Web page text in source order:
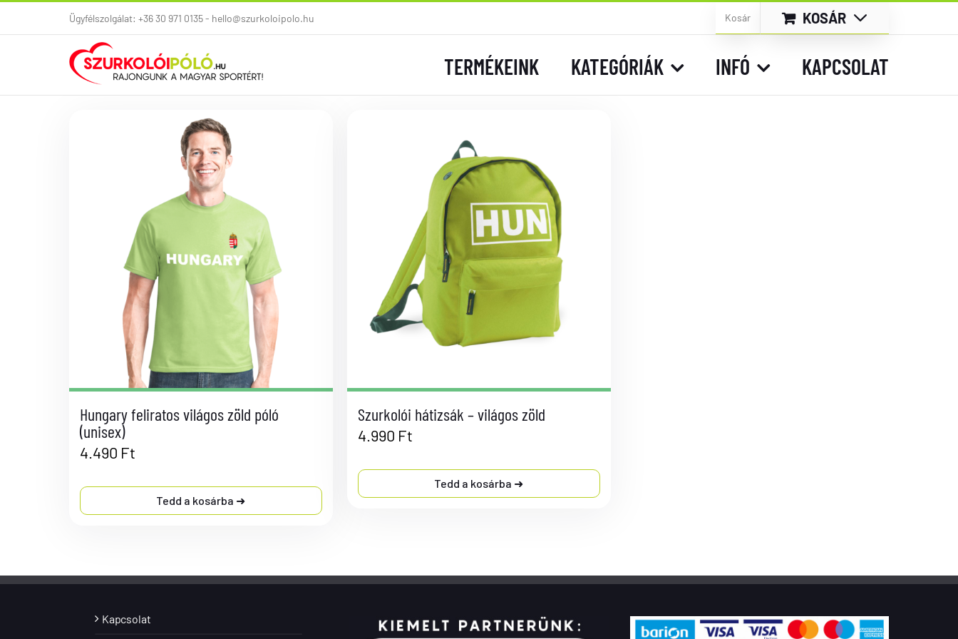
Ügyfélszolgálat: +36 30 971 0135 - hello@szurkoloipolo.hu Kosár KOSÁR
TERMÉKEINK KATEGÓRIÁK INFÓ KAPCSOLAT
Hungary feliratos világos zöld póló
(unisex)
4.490 Ft
Tedd a kosárba
Szurkolói hátizsák – világos zöld
4.990 Ft
Tedd a kosárba
Kapcsolat